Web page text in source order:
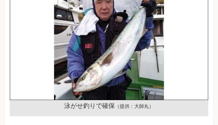
泳がせ釣りで確保 （提供：大師丸）